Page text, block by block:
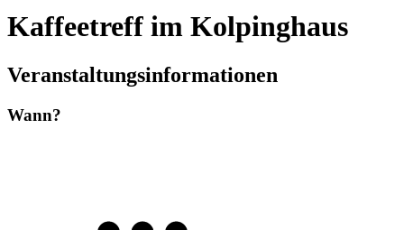
Kaffeetreff im Kolpinghaus
Veranstaltungsinformationen
Wann?